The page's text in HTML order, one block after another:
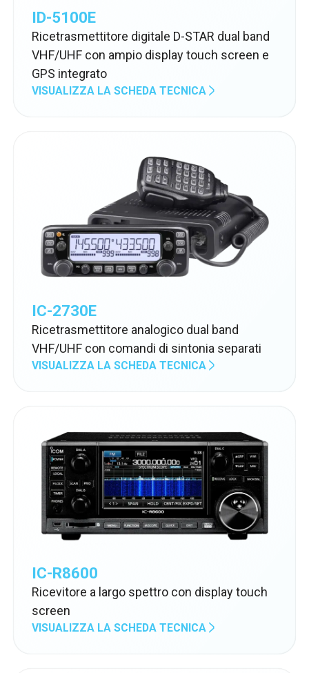
ID-5100E
Ricetrasmettitore digitale D-STAR dual band
VHF/UHF con ampio display touch screen e
GPS integrato
VISUALIZZA LA SCHEDA TECNICA
IC-2730E
Ricetrasmettitore analogico dual band
VHF/UHF con comandi di sintonia separati
VISUALIZZA LA SCHEDA TECNICA
IC-R8600
Ricevitore a largo spettro con display touch
screen
VISUALIZZA LA SCHEDA TECNICA